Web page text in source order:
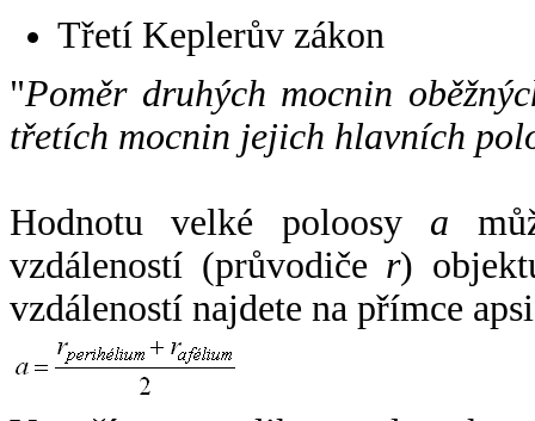
Třetí Keplerův zákon
"Poměr druhých mocnin
třetích mocnin jejich hlavních
Hodnotu velké poloosy a
vzdáleností (průvodiče r)
vzdáleností najdete na přímce